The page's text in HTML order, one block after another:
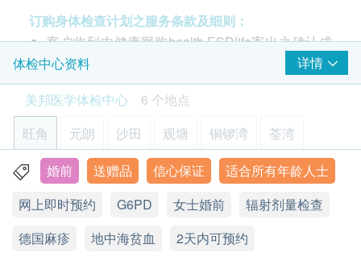
红血球平均容量
红血球平均红蛋白量
红血球平均红蛋白
中性白血球
淋巴白血球
嗜碱性粒细胞
嗜酸性粒细胞
血涂片
泌尿情况
小便蛋白质
HK$920.0
检测空腹情况下血糖中的葡萄糖含量及血液里脂肪含量
HK$450.0
艾滋病（1+2）抗体
檢查血液內愛滋病抗體，有助檢驗是否感染愛滋病病毒
HK$340.0
包括肝功能(总蛋白质、谷丙转氨酵素、谷草转氨酵素、白蛋
HK$440.0
意事项
订购身体检查计划之服务条款及细则：
客户收到由健康网购health.ESDlife寄出之确认成
功付款电邮后，美邦医学体检中心将于随后1-2个
工作天的办公时间内，致电客户预约身体检查的时
间及地点。客户亦可致电查询或在订单确认后1个
工作天致电该中心预约 (电话：2369 0680)。
购买计划后可安排由健康网购health.ESDlife发出
的正式收据，并于7-14个工作天后寄出。客户可于
购买时提出收据要求，或经以下方法联络客户服务
员: 电邮 (support@esdlife.com) 或电话 (3151
2288)。
健康检查计划只适用于10岁或以上之人士
体检中心资料
详情
美邦医学体检中心
6 个地点
旺角
元朗 沙田 观塘 铜锣湾 荃湾
旺角亚皆老街8号朗豪坊办公室大楼11楼
显示地图
星期一至六︰9:00a.m. – 1:00p.m.; 2:00p.m. – 6:00p.m.
婚前 送赠品 信心保证
适合所有年龄人士
网上即时预约
G6PD 女士婚前
辐射剂量检查
德国麻疹
地中海贫血 2天内可预约